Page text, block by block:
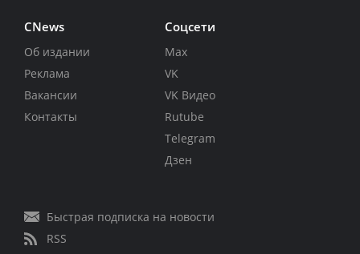
CNews
Об издании
Реклама
Вакансии
Контакты
Соцсети
Max
VK
VK Видео
Rutube
Telegram
Дзен
Быстрая подписка на новости
RSS